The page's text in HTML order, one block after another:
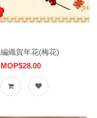
編織賀年花(梅花)
MOP$28.00